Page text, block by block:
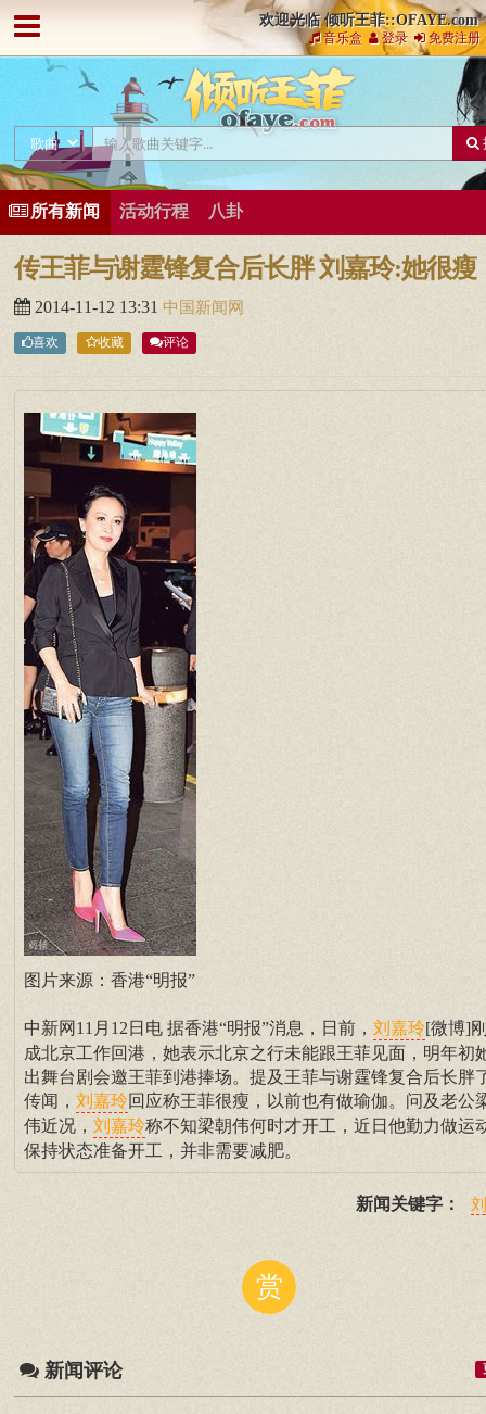
欢迎光临 倾听王菲::OFAYE.com
音乐盒 登录 免费注册
所有新闻 活动行程 八卦
传王菲与谢霆锋复合后长胖 刘嘉玲:她很瘦
2014-11-12 13:31 中国新闻网
喜欢 收藏 评论
图片来源：香港“明报”
中新网11月12日电 据香港“明报”消息，日前， 刘嘉玲[微博]
成北京工作回港，她表示北京之行未能跟王菲见面，明年初
出舞台剧会邀王菲到港捧场。提及王菲与谢霆锋复合后长胖
传闻， 刘嘉玲回应称王菲很瘦，以前也有做瑜伽。问及老公
伟近况， 刘嘉玲称不知梁朝伟何时才开工，近日他勤力做运
保持状态准备开工，并非需要减肥。
新闻关键字：
赏
新闻评论